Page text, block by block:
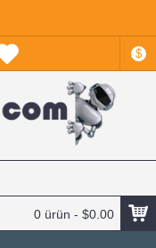
$
0 ürün - $0.00